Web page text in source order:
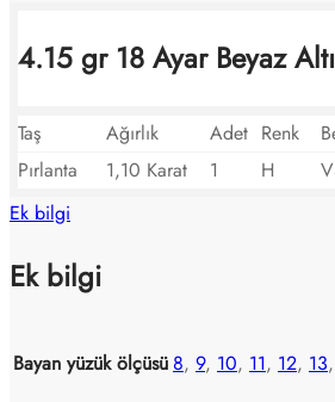
Yüzük
adet
4.15 gr 18 Ayar Beyaz
Taş Ağırlık Adet Renk
Pırlanta
1,10 Karat 1 H
Ek bilgi
Ek bilgi
Bayan yüzük ölçüsü 8, 9, 10, 11, 12, 13,